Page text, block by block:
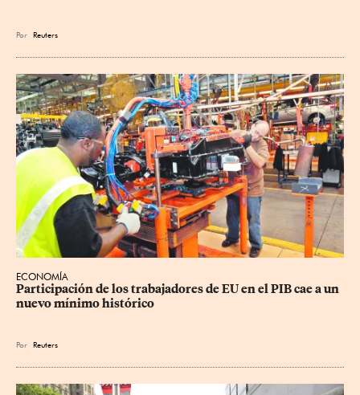
Por Reuters
ECONOMÍA
Participación de los trabajadores de EU en el PIB cae a un
nuevo mínimo histórico
Por Reuters